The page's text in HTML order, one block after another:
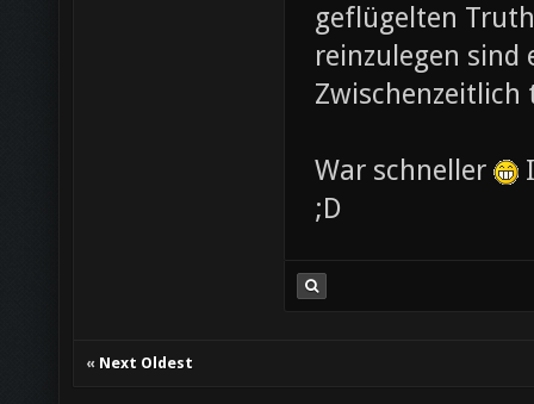
geflügelten
reinzulegen sind
Zwischenzeitlich
War schneller
;D
« Next Oldest